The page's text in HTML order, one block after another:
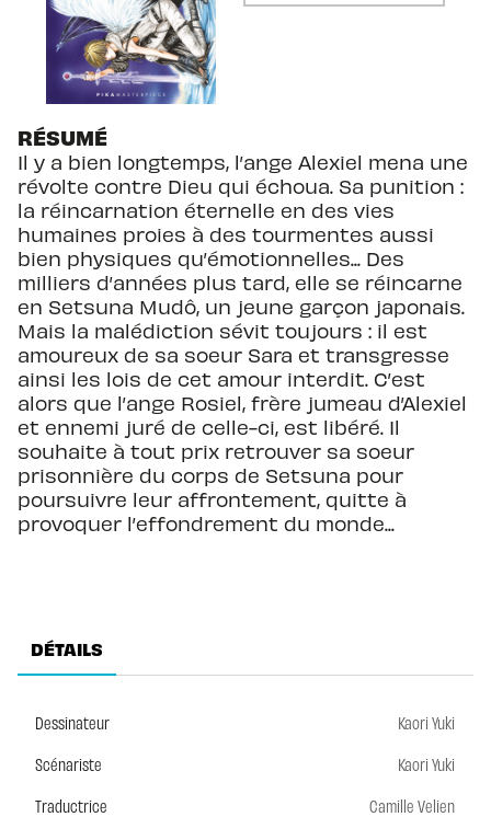
RÉSUMÉ
Il y a bien longtemps, l’ange Alexiel mena une
révolte contre Dieu qui échoua. Sa punition :
la réincarnation éternelle en des vies
humaines proies à des tourmentes aussi
bien physiques qu’émotionnelles... Des
milliers d’années plus tard, elle se réincarne
en Setsuna Mudô, un jeune garçon japonais.
Mais la malédiction sévit toujours : il est
amoureux de sa soeur Sara et transgresse
ainsi les lois de cet amour interdit. C’est
alors que l’ange Rosiel, frère jumeau d’Alexiel
et ennemi juré de celle-ci, est libéré. Il
souhaite à tout prix retrouver sa soeur
prisonnière du corps de Setsuna pour
poursuivre leur affrontement, quitte à
provoquer l’effondrement du monde...
DÉTAILS
Dessinateur
Kaori Yuki
Scénariste
Kaori Yuki
Traductrice
Camille Velien